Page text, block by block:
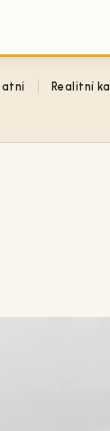
Realitní